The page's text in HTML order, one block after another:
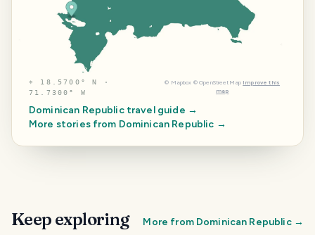
⌖ 18.5700° N ·
71.7300° W
© Mapbox © OpenStreetMap Improve this
map
Dominican Republictravel guide →
More stories from Dominican Republic →
Keep exploring More from Dominican Republic→